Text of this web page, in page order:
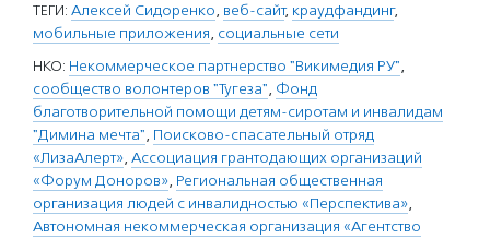
ТЕГИ: Алексей Сидоренко, веб-сайт, краудфандинг,
мобильные приложения, социальные сети
НКО: Некоммерческое партнерство "Викимедия РУ",
сообщество волонтеров "Тугеза", Фонд
благотворительной помощи детям-сиротам и инвалидам
"Димина мечта", Поисково-спасательный отряд
«ЛизаАлерт», Ассоциация грантодающих организаций
«Форум Доноров», Региональная общественная
организация людей с инвалидностью «Перспектива»,
Автономная некоммерческая организация «Агентство